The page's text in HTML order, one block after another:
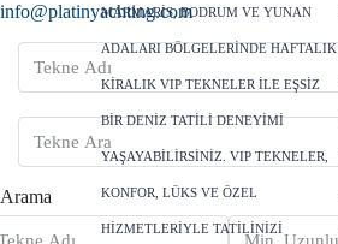
MARMARIS, BODRUM VE YUNAN
ADALARI BÖLGELERINDE HAFTALIK
KIRALIK VIP TEKNELER ILE EŞSIZ
BIR DENIZ TATILI DENEYIMI
YAŞAYABILIRSINIZ. VIP TEKNELER,
KONFOR, LÜKS VE ÖZEL
HIZMETLERIYLE TATILINIZI
info@platinyachting.com
Arama